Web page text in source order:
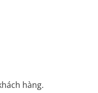
hàng.